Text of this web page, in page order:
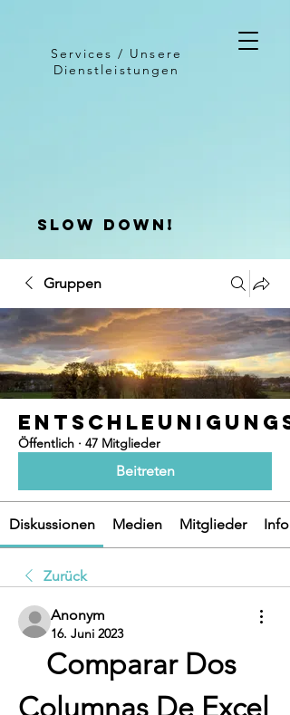
slow down!
Services / Unsere
Dienstleistungen
Gruppen
Öffentlich · 47 Mitglieder
Beitreten
Diskussionen Medien Mitglieder Info
Zurück
Anonym
16. Juni 2023
Comparar Dos
Columnas De Excel